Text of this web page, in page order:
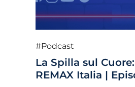
#Podcast
La Spilla sul
REMAX Italia |